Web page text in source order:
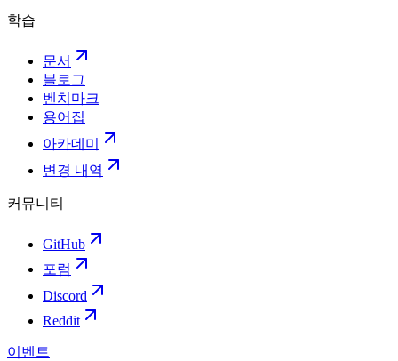
학습
문서
블로그
벤치마크
용어집
아카데미
변경 내역
커뮤니티
GitHub
포럼
Discord
Reddit
이벤트